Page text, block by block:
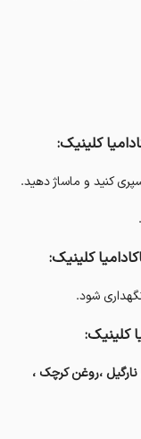
کلینیک:
کنید و ماساژ دهید.
کلینیک:
شود.
کلینیک:
،روغن کرچک ،